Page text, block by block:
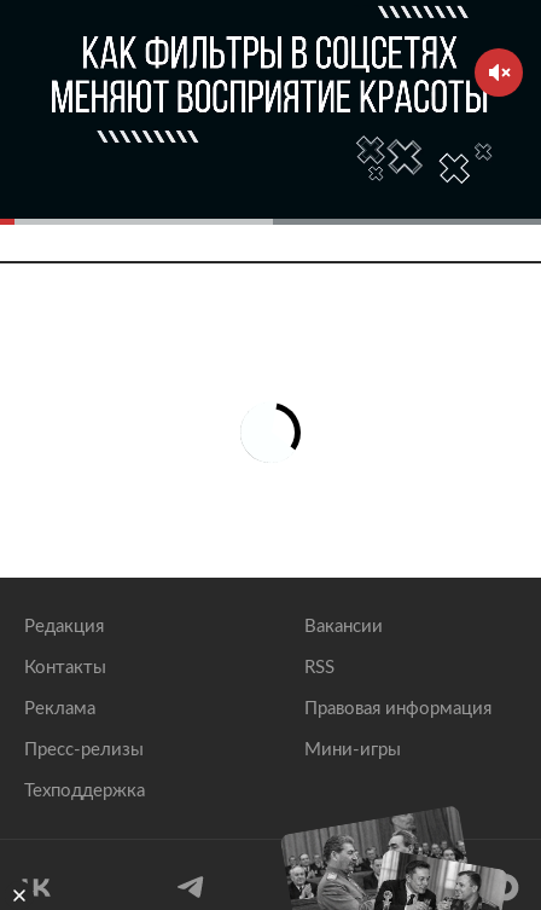
Редакция
Контакты
Реклама
Пресс-релизы
Техподдержка
Вакансии
RSS
Правовая информация
Мини-игры